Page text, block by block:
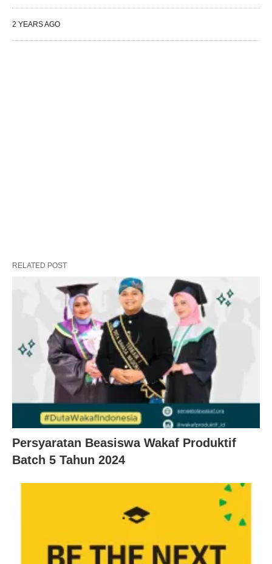
2 YEARS AGO
RELATED POST
Persyaratan Beasiswa Wakaf Produktif
Batch 5 Tahun 2024